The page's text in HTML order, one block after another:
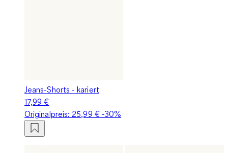
Jeans-Shorts - kariert
17,99 €
Originalpreis: 25,99 €-30%